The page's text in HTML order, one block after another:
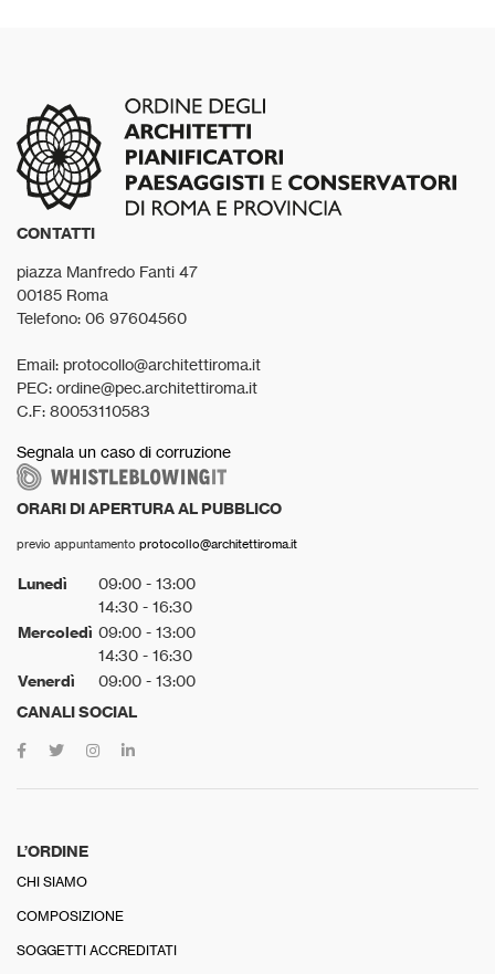
CONTATTI
piazza Manfredo Fanti 47
00185 Roma
Telefono: 06 97604560
Email: protocollo@architettiroma.it
PEC: ordine@pec.architettiroma.it
C.F: 80053110583
Segnala un caso di corruzione
ORARI DI APERTURA AL PUBBLICO
previo appuntamento protocollo@architettiroma.it
Lunedì
09:00 - 13:00
14:30 - 16:30
Mercoledì 09:00 - 13:00
14:30 - 16:30
Venerdì 09:00 - 13:00
CANALI SOCIAL
L’ORDINE
CHI SIAMO
COMPOSIZIONE
SOGGETTI ACCREDITATI